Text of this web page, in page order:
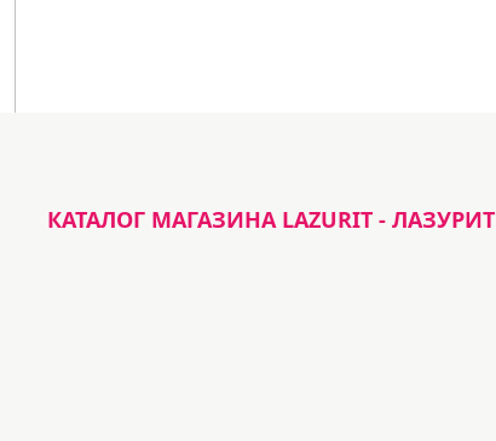
КАТАЛОГ МАГАЗИНА LAZURIT - ЛАЗУРИТ